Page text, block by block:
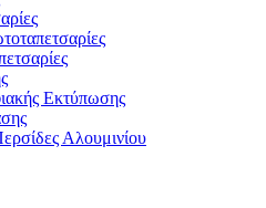
Εκτύπωσης
Αλουμινίου